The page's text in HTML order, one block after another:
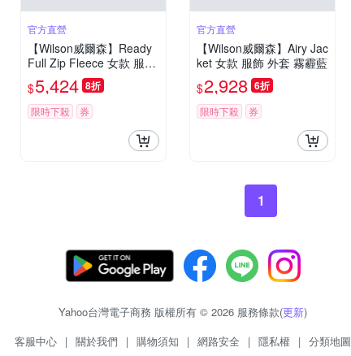
官方直營
【Wilson威爾森】Ready
Full Zip Fleece 女款 服飾
拉鍊外套 沙色
$5,424 8折
限時下殺 券
官方直營
【Wilson威爾森】Airy Jac
ket 女款 服飾 外套 霧霾藍
$2,928 6折
限時下殺 券
1
Yahoo台灣電子商務 版權所有 © 2026 服務條款(更新)
客服中心 | 關於我們 | 購物須知 | 網路安全 | 隱私權 | 分類地圖